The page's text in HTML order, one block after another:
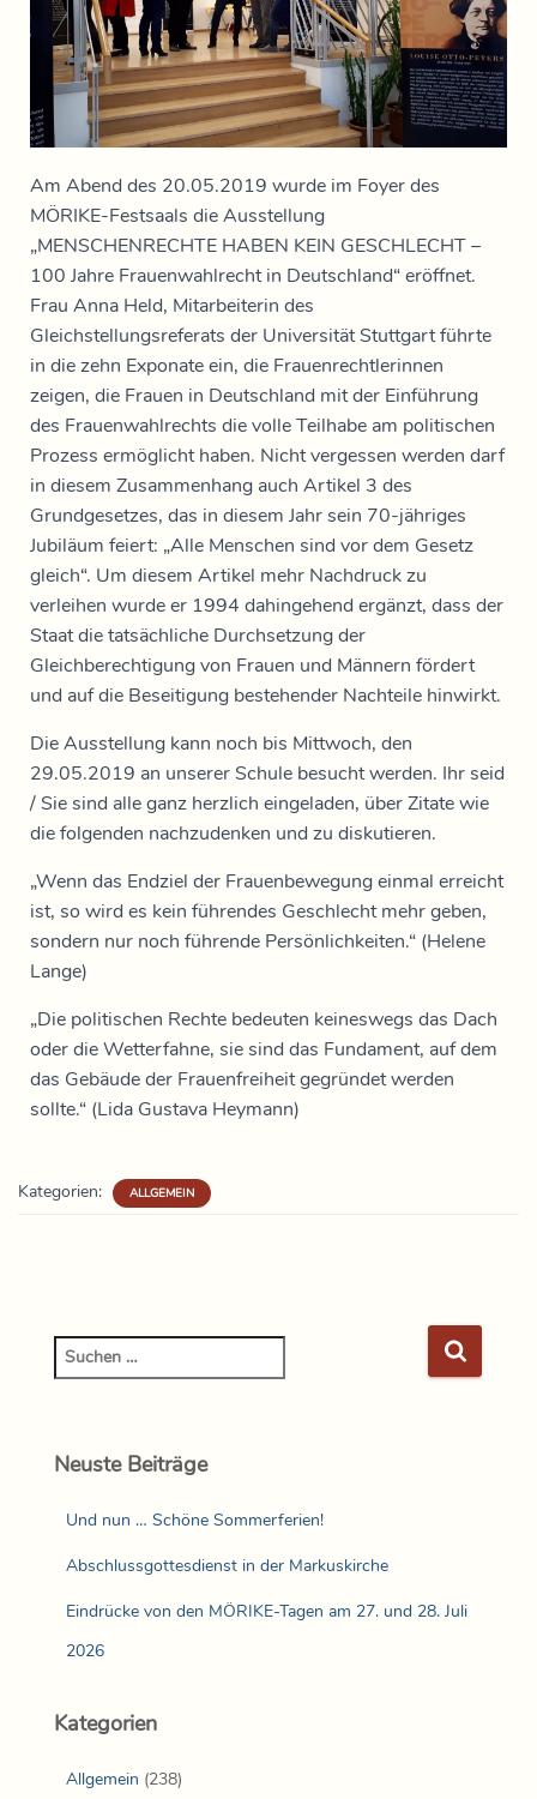
Am Abend des 20.05.2019 wurde im Foyer des
MÖRIKE-Festsaals die Ausstellung
„MENSCHENRECHTE HABEN KEIN GESCHLECHT –
100 Jahre Frauenwahlrecht in Deutschland“ eröffnet.
Frau Anna Held, Mitarbeiterin des
Gleichstellungsreferats der Universität Stuttgart führte
in die zehn Exponate ein, die Frauenrechtlerinnen
zeigen, die Frauen in Deutschland mit der Einführung
des Frauenwahlrechts die volle Teilhabe am politischen
Prozess ermöglicht haben. Nicht vergessen werden darf
in diesem Zusammenhang auch Artikel 3 des
Grundgesetzes, das in diesem Jahr sein 70-jähriges
Jubiläum feiert: „Alle Menschen sind vor dem Gesetz
gleich“. Um diesem Artikel mehr Nachdruck zu
verleihen wurde er 1994 dahingehend ergänzt, dass der
Staat die tatsächliche Durchsetzung der
Gleichberechtigung von Frauen und Männern fördert
und auf die Beseitigung bestehender Nachteile hinwirkt.
Die Ausstellung kann noch bis Mittwoch, den
29.05.2019 an unserer Schule besucht werden. Ihr seid
/ Sie sind alle ganz herzlich eingeladen, über Zitate wie
die folgenden nachzudenken und zu diskutieren.
„Wenn das Endziel der Frauenbewegung einmal erreicht
ist, so wird es kein führendes Geschlecht mehr geben,
sondern nur noch führende Persönlichkeiten.“ (Helene
Lange)
„Die politischen Rechte bedeuten keineswegs das Dach
oder die Wetterfahne, sie sind das Fundament, auf dem
das Gebäude der Frauenfreiheit gegründet werden
sollte.“ (Lida Gustava Heymann)
Kategorien: ALLGEMEIN
Neuste Beiträge
Und nun … Schöne Sommerferien!
Abschlussgottesdienst in der Markuskirche
Eindrücke von den MÖRIKE-Tagen am 27. und 28. Juli
2026
Kategorien
Allgemein (238)